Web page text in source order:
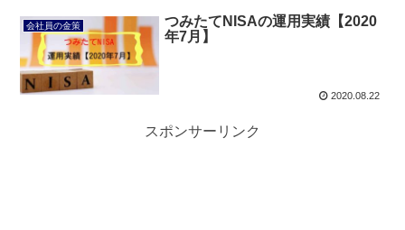
会社員の金策
つみたてNISAの運用実績【2020
年7月】
2020.08.22
スポンサーリンク